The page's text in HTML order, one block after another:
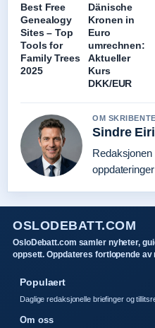
Best Free
Genealogy
Sites – Top
Tools for
Family Trees
2025
Dänische
Kronen in
Euro
umrechnen:
Aktueller
Kurs
DKK/EUR
OM
Sindre
OSLODEBATT.COM
OsloDebatt.com samler nyheter,
oppsett. Oppdateres fortlopende av
Populaert
Daglige redaksjonelle briefinger og
Om oss